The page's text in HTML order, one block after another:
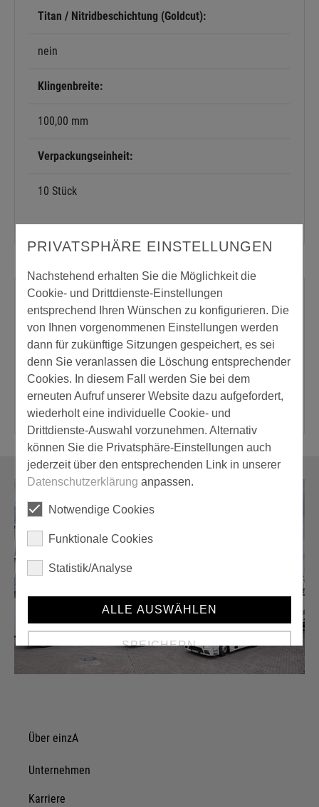
Titan / Nitridbeschichtung (Goldcut):
nein
Klingenbreite:
100,00 mm
Verpackungseinheit:
10 Stück
Passende Produkte oder Zubehör
Tapeten- und
Bodenschaber
Über einzA
Unternehmen
Karriere
PRIVATSPHÄRE EINSTELLUNGEN
Nachstehend erhalten Sie die Möglichkeit die
Cookie- und Drittdienste-Einstellungen
entsprechend Ihren Wünschen zu konfigurieren. Die
von Ihnen vorgenommenen Einstellungen werden
dann für zukünftige Sitzungen gespeichert, es sei
denn Sie veranlassen die Löschung entsprechender
Cookies. In diesem Fall werden Sie bei dem
erneuten Aufruf unserer Website dazu aufgefordert,
wiederholt eine individuelle Cookie- und
Drittdienste-Auswahl vorzunehmen. Alternativ
können Sie die Privatsphäre-Einstellungen auch
jederzeit über den entsprechenden Link in unserer
Datenschutzerklärung anpassen.
Notwendige Cookies
Funktionale Cookies
Statistik/Analyse
ALLE AUSWÄHLEN
SPEICHERN